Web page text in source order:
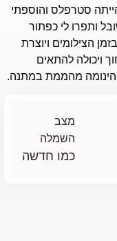
סטרפלס והוספתי
ותפרו לי כפתור
הצילומים ויוצרת
ויכולה להתאים
מצב
השמלה
כמו חדשה